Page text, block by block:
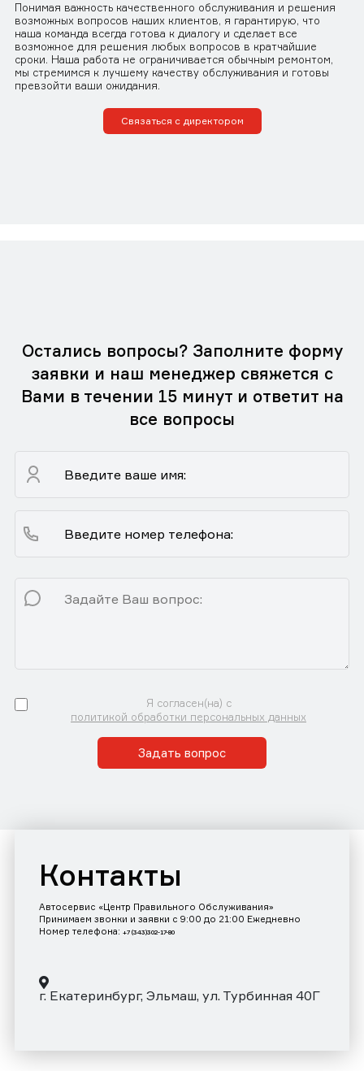
Понимая важность качественного обслуживания и решения
возможных вопросов наших клиентов, я гарантирую, что
наша команда всегда готова к диалогу и сделает все
возможное для решения любых вопросов в кратчайшие
сроки. Наша работа не ограничивается обычным ремонтом,
мы стремимся к лучшему качеству обслуживания и готовы
превзойти ваши ожидания.
Связаться с директором
Остались вопросы? Заполните форму
заявки и наш менеджер свяжется с
Вами в течении 15 минут и ответит на
все вопросы
Я согласен(на) с
политикой обработки персональных данных
Задать вопрос
Контакты
Автосервис «Центр Правильного Обслуживания»
Принимаем звонки и заявки с 9:00 до 21:00 Ежедневно
Номер телефона: +7 (343)302-17-80
г. Екатеринбург, Эльмаш, ул. Турбинная 40Г